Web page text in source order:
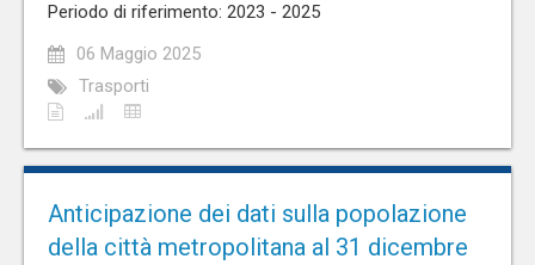
Periodo di riferimento: 2023 - 2025
06 Maggio 2025
Trasporti
Anticipazione dei dati sulla popolazione
della città metropolitana al 31 dicembre